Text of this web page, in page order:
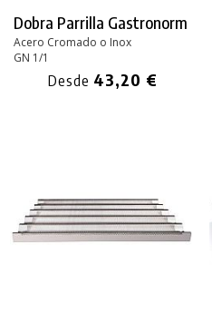
Dobra Parrilla Gastronorm
Acero Cromado o Inox
GN 1/1
Desde 43,20 €